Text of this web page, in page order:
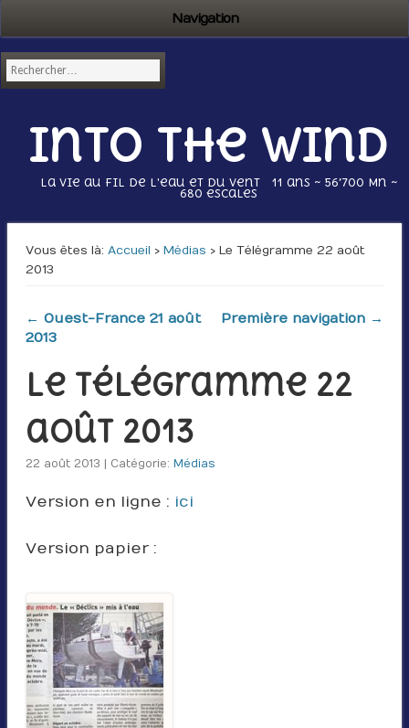
Navigation
Into the wind
La vie au fil de l'eau et du vent 11 ans ~ 56’700 Mn ~
680 escales
Vous êtes là : Accueil › Médias › Le Télégramme 22 août
2013
← Ouest-France 21 août
2013
Première navigation →
Le Télégramme 22
août 2013
22 août 2013 | Catégorie: Médias
Version en ligne : ici
Version papier :